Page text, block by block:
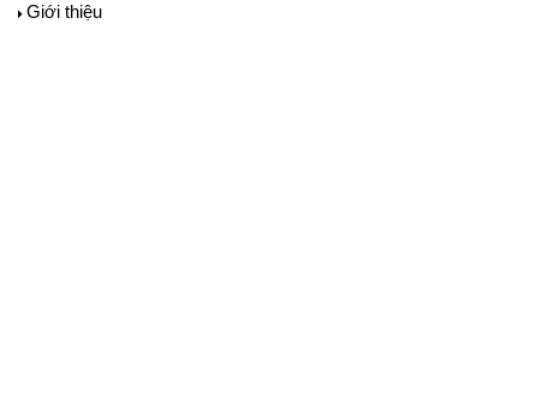
Giới thiệu